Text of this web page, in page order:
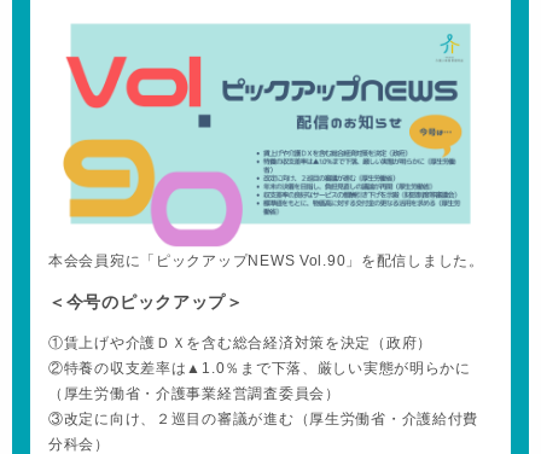
本会会員宛に「ピックアップNEWS Vol.90」を配信しました。
＜今号のピックアップ＞
①賃上げや介護ＤＸを含む総合経済対策を決定（政府）
②特養の収支差率は▲1.0％まで下落、厳しい実態が明らかに
（厚生労働省・介護事業経営調査委員会）
③改定に向け、２巡目の審議が進む（厚生労働省・介護給付費
分科会）